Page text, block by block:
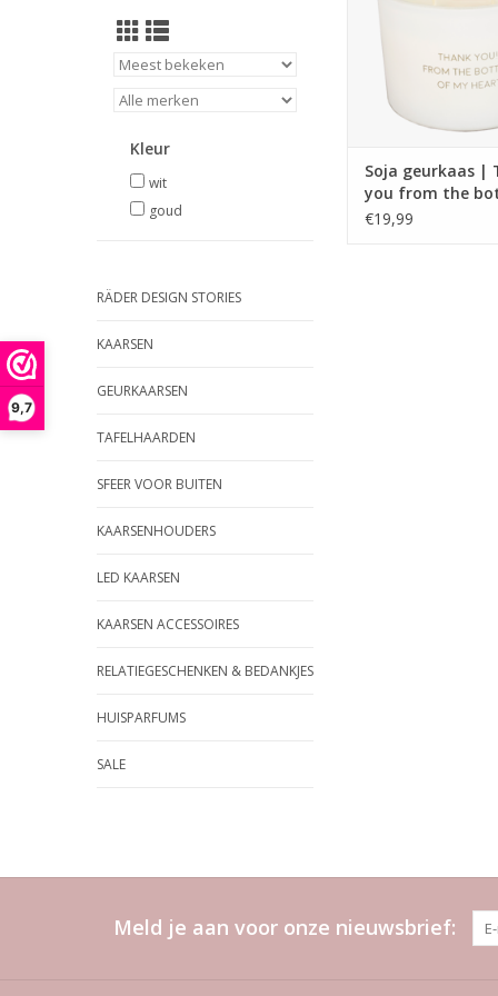
9,7
Kleur
wit
goud
RÄDER DESIGN STORIES
KAARSEN
GEURKAARSEN
TAFELHAARDEN
SFEER VOOR BUITEN
KAARSENHOUDERS
LED KAARSEN
KAARSEN ACCESSOIRES
RELATIEGESCHENKEN & BEDANKJES
HUISPARFUMS
SALE
TOEVOEGEN AAN
Soja geurkaas |
you from the
my heart | Fresh
€19,99
Meld je aan voor onze nieuwsbrief: